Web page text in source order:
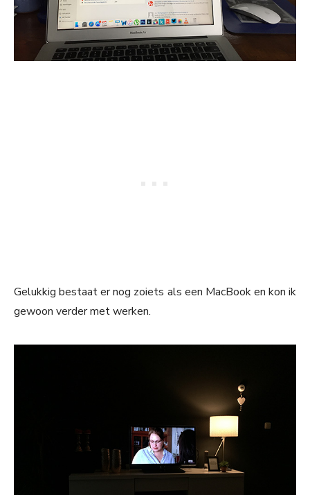
Gelukkig bestaat er nog zoiets als een MacBook en kon ik
gewoon verder met werken.